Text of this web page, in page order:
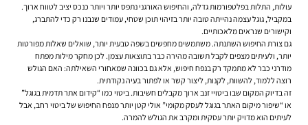
עולות, התלות בפלטפורמות גדלה, והחיפוש האורגני נתפס יותר ויותר כנכס יציב לטווח ארוך.
במקביל, גוגל עצמה נהייתה טובה יותר בזיהוי תוכן שטחי, עמודים שנבנו רק כדי להתברג,
וקישורים שנראים מלאכותיים.
גם צורת החיפוש השתנתה. משתמשים מחפשים בשפה טבעית יותר, שואלים שאלות מפורטות
יותר, ולעיתים מצפים לקבל תשובה מהירה כבר בתוצאות עצמן. לכן מחקר מילות מפתח
מודרני כבר לא מתמקד רק בנפח חיפוש, אלא גם בכוונה שמאחורי השאילתה: האם הגולש
רוצה ללמוד, להשוות, לקנות, ליצור קשר או לפתור בעיה נקודתית.
זה בדיוק המקום שבו ביטויי זנב ארוך מקבלים חשיבות. ביטוי כמו “קידום אתר תדמית בגוגל”
או “שיפור מיקום האתר בגוגל לעסק מקומי” אולי קטן יותר מנפח החיפוש של ביטוי רחב, אבל
לעיתים הוא מדויק יותר עסקית ומקרב את הגולש להמרה.